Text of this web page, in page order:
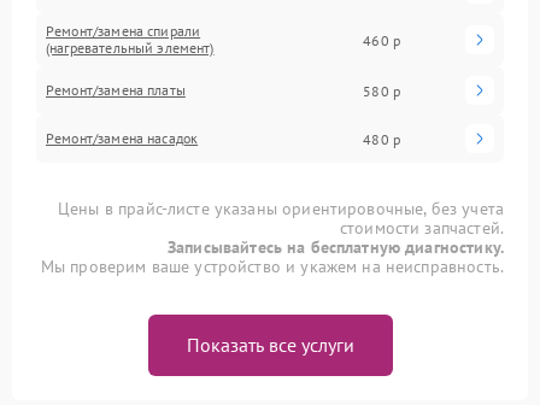
Ремонт/замена спирали
(нагревательный элемент)
460 р
Ремонт/замена платы 580 р
Ремонт/замена насадок 480 р
Цены в прайс-листе указаны ориентировочные, без учета
стоимости запчастей.
Записывайтесь на бесплатную диагностику.
Мы проверим ваше устройство и укажем на неисправность.
Показать все услуги